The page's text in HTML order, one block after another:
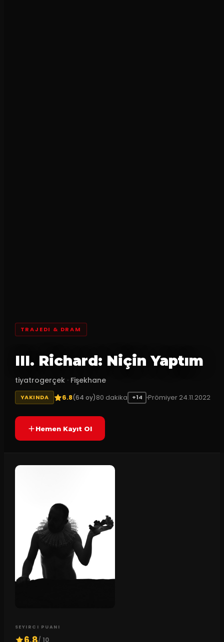
TRAJEDI & DRAM
III. Richard: Niçin Yaptım
tiyatrogerçek · Fişekhane
YAKINDA 6.8(64 oy)80 dakika +14 Prömiyer 24.11.2022
Hemen Kayıt Ol
SEYIRCI PUANI
/ 10